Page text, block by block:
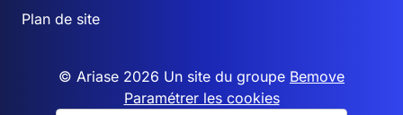
Plan de site
© Ariase 2026 Un site du groupe Bemove
Paramétrer les cookies